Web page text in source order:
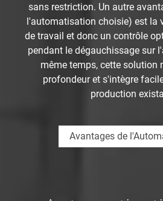
sans restriction. Un autre
l'automatisation choisie) est la
de travail et donc un contrôle
pendant le dégauchissage sur
même temps, cette solution
profondeur et s'intègre
production
Avantages de